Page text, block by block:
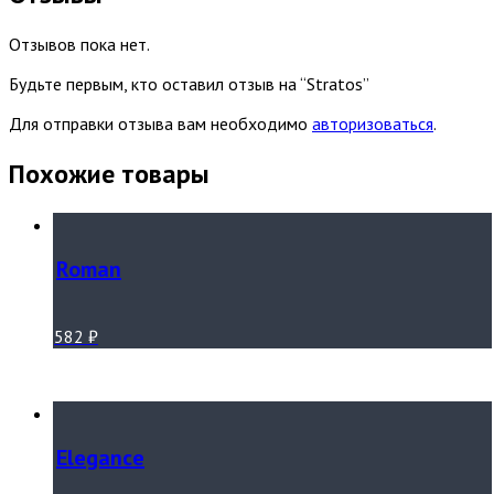
Отзывов пока нет.
Будьте первым, кто оставил отзыв на “Stratos”
Для отправки отзыва вам необходимо авторизоваться.
Похожие товары
Roman
582 ₽
Elegance